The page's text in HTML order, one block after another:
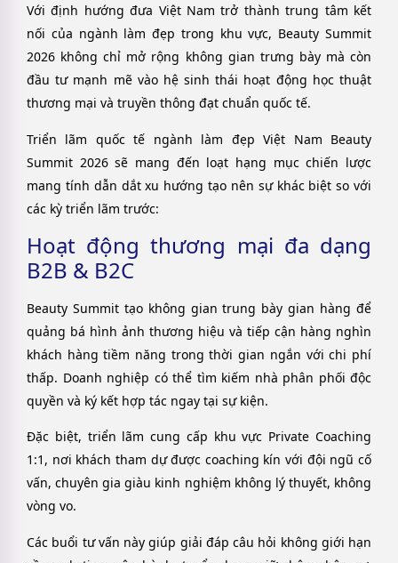
Với định hướng đưa Việt Nam trở thành trung tâm kết
nối của ngành làm đẹp trong khu vực, Beauty Summit
2026 không chỉ mở rộng không gian trưng bày mà còn
đầu tư mạnh mẽ vào hệ sinh thái hoạt động học thuật
thương mại và truyền thông đạt chuẩn quốc tế.
Triển lãm quốc tế ngành làm đẹp Việt Nam Beauty
Summit 2026 sẽ mang đến loạt hạng mục chiến lược
mang tính dẫn dắt xu hướng tạo nên sự khác biệt so với
các kỳ triển lãm trước:
Hoạt động thương mại đa dạng
B2B & B2C
Beauty Summit tạo không gian trung bày gian hàng để
quảng bá hình ảnh thương hiệu và tiếp cận hàng nghìn
khách hàng tiềm năng trong thời gian ngắn với chi phí
thấp. Doanh nghiệp có thể tìm kiếm nhà phân phối độc
quyền và ký kết hợp tác ngay tại sự kiện.
Đặc biệt, triển lãm cung cấp khu vực Private Coaching
1:1, nơi khách tham dự được coaching kín với đội ngũ cố
vấn, chuyên gia giàu kinh nghiệm không lý thuyết, không
vòng vo.
Các buổi tư vấn này giúp giải đáp câu hỏi không giới hạn